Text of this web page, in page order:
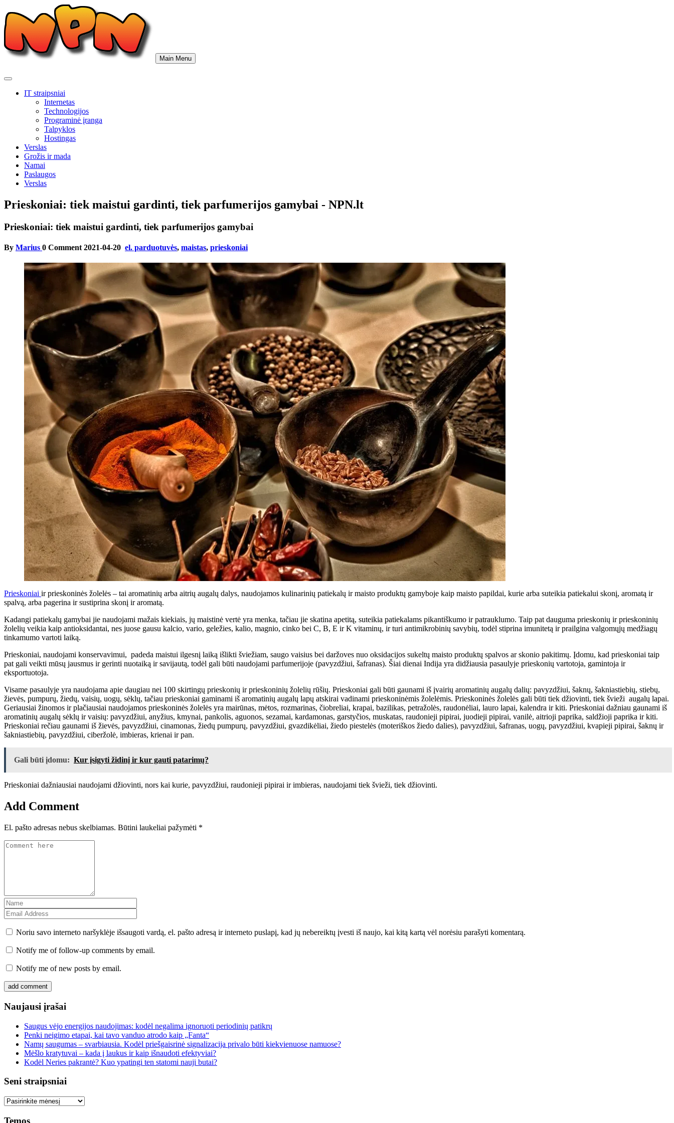
to
content
Main Menu
IT straipsniai
Internetas
Technologijos
Programinė įranga
Talpyklos
Hostingas
Verslas
Grožis ir mada
Namai
Paslaugos
Verslas
Prieskoniai: tiek maistui gardinti, tiek parfumerijos gamybai - NPN.lt
Prieskoniai: tiek maistui gardinti, tiek parfumerijos gamybai
By Marius 0 Comment 2021-04-20 el. parduotuvės, maistas, prieskoniai
Prieskoniai ir prieskoninės žolelės – tai aromatinių arba aitrių augalų dalys, naudojamos kulinarinių patiekalų ir maisto produktų gamyboje kaip maisto papildai, kurie arba suteikia patiekalui skonį, aromatą ir
spalvą, arba pagerina ir sustiprina skonį ir aromatą.
Kadangi patiekalų gamybai jie naudojami mažais kiekiais, jų maistinė vertė yra menka, tačiau jie skatina apetitą, suteikia patiekalams pikantiškumo ir patrauklumo. Taip pat dauguma prieskonių ir prieskoninių
žolelių veikia kaip antioksidantai, nes juose gausu kalcio, vario, geležies, kalio, magnio, cinko bei C, B, E ir K vitaminų, ir turi antimikrobinių savybių, todėl stiprina imunitetą ir prailgina valgomųjų medžiagų
tinkamumo vartoti laiką.
Prieskoniai, naudojami konservavimui, padeda maistui ilgesnį laiką išlikti šviežiam, saugo vaisius bei daržoves nuo oksidacijos sukeltų maisto produktų spalvos ar skonio pakitimų. Įdomu, kad prieskoniai taip
pat gali veikti mūsų jausmus ir gerinti nuotaiką ir savijautą, todėl gali būti naudojami parfumerijoje (pavyzdžiui, šafranas). Šiai dienai Indija yra didžiausia pasaulyje prieskonių vartotoja, gamintoja ir
eksportuotoja.
Visame pasaulyje yra naudojama apie daugiau nei 100 skirtingų prieskonių ir prieskoninių žolelių rūšių. Prieskoniai gali būti gaunami iš įvairių aromatinių augalų dalių: pavyzdžiui, šaknų, šakniastiebių, stiebų,
žievės, pumpurų, žiedų, vaisių, uogų, sėklų, tačiau prieskoniai gaminami iš aromatinių augalų lapų atskirai vadinami prieskoninėmis žolelėmis. Prieskoninės žolelės gali būti tiek džiovinti, tiek švieži augalų lapai.
Geriausiai žinomos ir plačiausiai naudojamos prieskoninės žolelės yra mairūnas, mėtos, rozmarinas, čiobreliai, krapai, bazilikas, petražolės, raudonėliai, lauro lapai, kalendra ir kiti. Prieskoniai dažniau gaunami iš
aromatinių augalų sėklų ir vaisių: pavyzdžiui, anyžius, kmynai, pankolis, aguonos, sezamai, kardamonas, garstyčios, muskatas, raudonieji pipirai, juodieji pipirai, vanilė, aitrioji paprika, saldžioji paprika ir kiti.
Prieskoniai rečiau gaunami iš žievės, pavyzdžiui, cinamonas, žiedų pumpurų, pavyzdžiui, gvazdikėliai, žiedo piestelės (moteriškos žiedo dalies), pavyzdžiui, šafranas, uogų, pavyzdžiui, kvapieji pipirai, šaknų ir
šakniastiebių, pavyzdžiui, ciberžolė, imbieras, krienai ir pan.
Gali būti įdomu: Kur įsigyti židinį ir kur gauti patarimų?
Prieskoniai dažniausiai naudojami džiovinti, nors kai kurie, pavyzdžiui, raudonieji pipirai ir imbieras, naudojami tiek švieži, tiek džiovinti.
Add Comment
El. pašto adresas nebus skelbiamas. Būtini laukeliai pažymėti *
Noriu savo interneto naršyklėje išsaugoti vardą, el. pašto adresą ir interneto puslapį, kad jų nebereiktų įvesti iš naujo, kai kitą kartą vėl norėsiu parašyti komentarą.
Notify me of follow-up comments by email.
Notify me of new posts by email.
Naujausi įrašai
Saugus vėjo energijos naudojimas: kodėl negalima ignoruoti periodinių patikrų
Penki neigimo etapai, kai tavo vanduo atrodo kaip „Fanta“
Namų saugumas – svarbiausia. Kodėl priešgaisrinė signalizacija privalo būti kiekvienuose namuose?
Mėšlo kratytuvai – kada į laukus ir kaip išnaudoti efektyviai?
Kodėl Neries pakrantė? Kuo ypatingi ten statomi nauji butai?
Seni straipsniai
Seni
Temos